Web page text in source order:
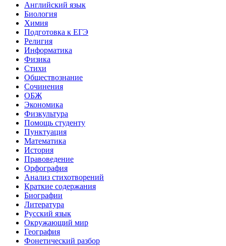
Английский язык
Биология
Химия
Подготовка к ЕГЭ
Религия
Информатика
Физика
Стихи
Обществознание
Сочинения
ОБЖ
Экономика
Физкультура
Помощь студенту
Пунктуация
Математика
История
Правоведение
Орфография
Анализ стихотворений
Краткие содержания
Биографии
Литература
Русский язык
Окружающий мир
География
Фонетический разбор